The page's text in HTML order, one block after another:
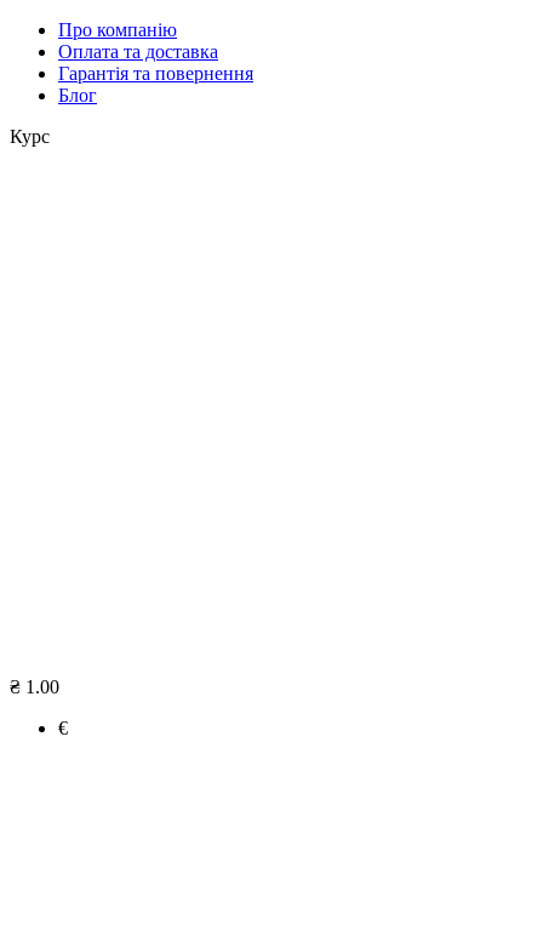
Про компанію
Оплата та доставка
Гарантія та повернення
Блог
Курс
₴ 1.00
€